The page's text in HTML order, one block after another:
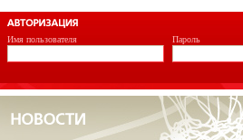
Имя пользователя Пароль